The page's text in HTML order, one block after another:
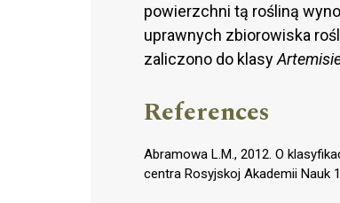
powierzchni tą rośliną
uprawnych zbiorowiska
zaliczono do klasy
References
Аbramowa L.M., 2012. O
centra Rosyjskoj Akademii Nauk